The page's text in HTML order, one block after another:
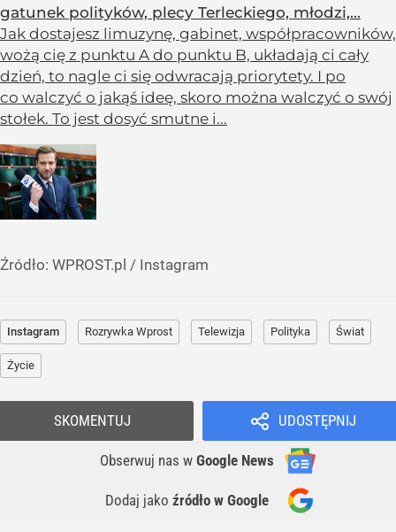
gatunek polityków, plecy Terleckiego, młodzi,...
Jak dostajesz limuzynę, gabinet, współpracowników,
wożą cię z punktu A do punktu B, układają ci cały
dzień, to nagle ci się odwracają priorytety. I po
co walczyć o jakąś ideę, skoro można walczyć o swój
stołek. To jest dosyć smutne i...
Źródło: WPROST.pl / Instagram
Instagram Rozrywka Wprost Telewizja Polityka Świat
Życie
UDOSTĘPNIJ
Obserwuj nas w Google News
Dodaj jako źródło w Google
SKOMENTUJ